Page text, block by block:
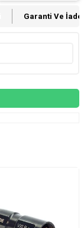
Garanti Ve İade